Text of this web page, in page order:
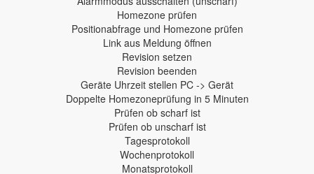
Homezone prüfen
Positionabfrage und Homezone prüfen
Link aus Meldung öffnen
Revision setzen
Revision beenden
Geräte Uhrzeit stellen PC -> Gerät
Doppelte Homezoneprüfung in 5 Minuten
Prüfen ob scharf ist
Prüfen ob unscharf ist
Tagesprotokoll
Wochenprotokoll
Monatsprotokoll